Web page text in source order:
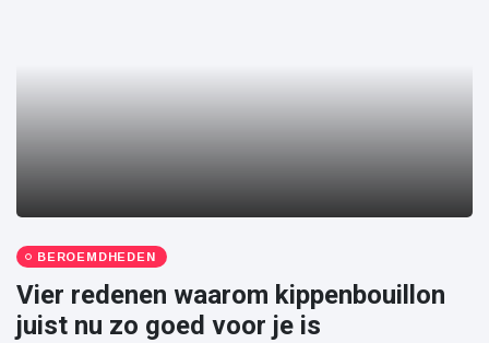
BEROEMDHEDEN
Vier redenen waarom kippenbouillon
juist nu zo goed voor je is